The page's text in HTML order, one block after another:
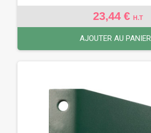
23,44 € H.T
AJOUTER AU PANIER